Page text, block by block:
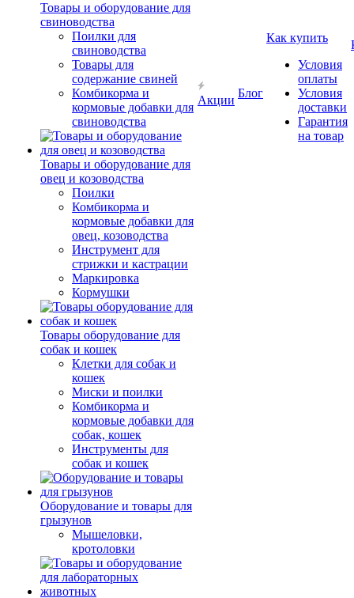
Товары и оборудование для
свиноводства
Поилки для
свиноводства
Товары для
содержание свиней
Комбикорма и
кормовые добавки для
свиноводства
Товары и оборудование для
овец и козоводства
Поилки
Комбикорма и
кормовые добавки для
овец, козоводства
Инструмент для
стрижки и кастрации
Маркировка
Кормушки
Товары оборудование для
собак и кошек
Клетки для собак и
кошек
Миски и поилки
Комбикорма и
кормовые добавки для
собак, кошек
Инструменты для
собак и кошек
Оборудование и товары для
грызунов
Мышеловки,
кротоловки
Акции
Блог
Как купить
Условия
оплаты
Условия
доставки
Гарантия
на товар